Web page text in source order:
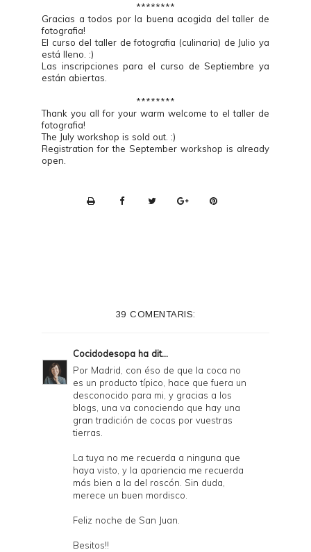
********
Gracias a todos por la buena acogida del taller de
fotografia!
El curso del taller de fotografia (culinaria) de Julio ya
está lleno. :)
Las inscripciones para el curso de Septiembre ya
están abiertas.
********
Thank you all for your warm welcome to el taller de
fotografia!
The July workshop is sold out. :)
Registration for the September workshop is already
open.
r
i
e
n
l
y
39 COMENTARIS:
Cocidodesopa ha dit...
Por Madrid, con éso de que la coca no
es un producto típico, hace que fuera un
desconocido para mi, y gracias a los
blogs, una va conociendo que hay una
gran tradición de cocas por vuestras
tierras.
La tuya no me recuerda a ninguna que
haya visto, y la apariencia me recuerda
más bien a la del roscón. Sin duda,
merece un buen mordisco.
Feliz noche de San Juan.
Besitos!!